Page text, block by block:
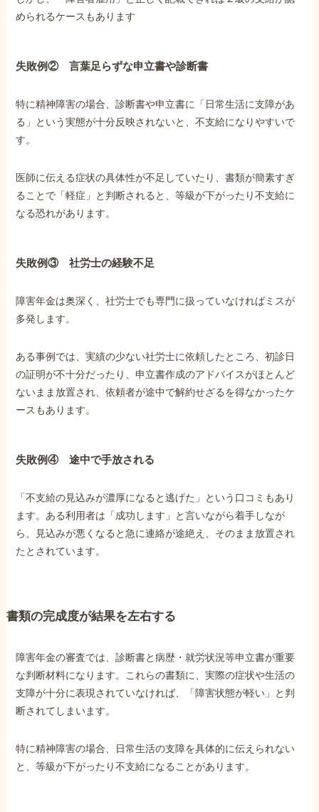
められるケースもあります
失敗例② 言葉足らずな申立書や診断書
特に精神障害の場合、診断書や申立書に「日常生活に支障があ
る」という実態が十分反映されないと、不支給になりやすいで
す。
医師に伝える症状の具体性が不足していたり、書類が簡素すぎ
ることで「軽症」と判断されると、等級が下がったり不支給に
なる恐れがあります。
失敗例③ 社労士の経験不足
障害年金は奥深く、社労士でも専門に扱っていなければミスが
多発します。
ある事例では、実績の少ない社労士に依頼したところ、初診日
の証明が不十分だったり、申立書作成のアドバイスがほとんど
ないまま放置され、依頼者が途中で解約せざるを得なかったケ
ースもあります。
失敗例④ 途中で手放される
「不支給の見込みが濃厚になると逃げた」という口コミもあり
ます。ある利用者は「成功します」と言いながら着手しなが
ら、見込みが悪くなると急に連絡が途絶え、そのまま放置され
たとされています。
書類の完成度が結果を左右する
障害年金の審査では、診断書と病歴・就労状況等申立書が重要
な判断材料になります。これらの書類に、実際の症状や生活の
支障が十分に表現されていなければ、「障害状態が軽い」と判
断されてしまいます。
特に精神障害の場合、日常生活の支障を具体的に伝えられない
と、等級が下がったり不支給になることがあります。